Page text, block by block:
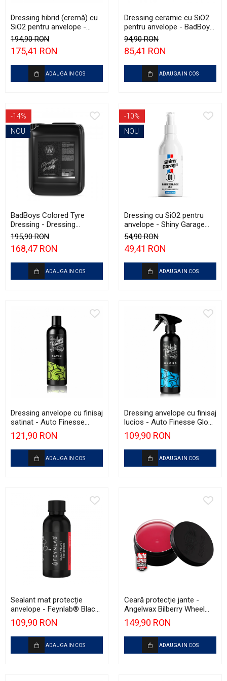
Dressing hibrid (cremă) cu
SiO2 pentru anvelope -
Shiny Garage Back2Black
(1L)
194,90 RON
175,41 RON
ADAUGA IN COS
Dressing ceramic cu SiO2
pentru anvelope - BadBoys
Ceramic Tyre Dressing
(500ml)
94,90 RON
85,41 RON
ADAUGA IN COS
-14%
NOU
BadBoys Colored Tyre
Dressing - Dressing
anvelope cu pigment de
culoare (5L)
195,90 RON
168,47 RON
ADAUGA IN COS
-10%
NOU
Dressing cu SiO2 pentru
anvelope - Shiny Garage
Back2Black Tyre Coat 2.0
(250ml)
54,90 RON
49,41 RON
ADAUGA IN COS
Dressing anvelope cu finisaj
satinat - Auto Finesse
Satin (500ml)
121,90 RON
ADAUGA IN COS
Dressing anvelope cu finisaj
lucios - Auto Finesse Gloss
(500ml)
109,90 RON
ADAUGA IN COS
Sealant mat protecție
anvelope - Feynlab® Black
Velvet (120ml)
109,90 RON
ADAUGA IN COS
Ceară protecție jante -
Angelwax Bilberry Wheel
Wax (150ml)
149,90 RON
ADAUGA IN COS